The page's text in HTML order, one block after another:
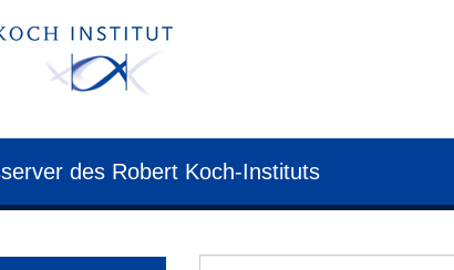
des Robert Koch-Instituts